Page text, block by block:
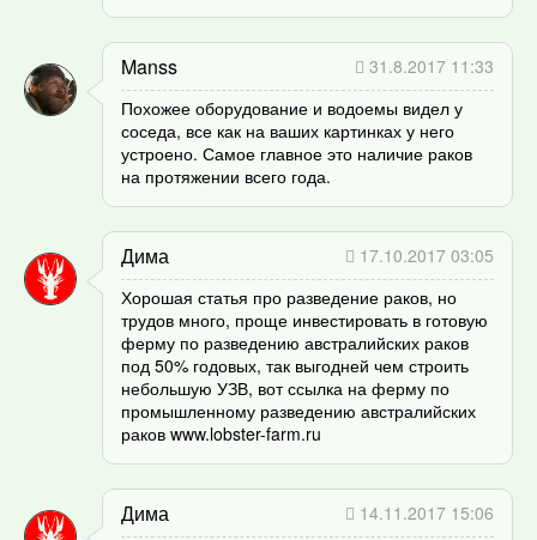
Manss
31.8.2017 11:33
Похожее оборудование и водоемы видел у
соседа, все как на ваших картинках у него
устроено. Самое главное это наличие раков
на протяжении всего года.
Дима
17.10.2017 03:05
Хорошая статья про разведение раков, но
трудов много, проще инвестировать в готовую
ферму по разведению австралийских раков
под 50% годовых, так выгодней чем строить
небольшую УЗВ, вот ссылка на ферму по
промышленному разведению австралийских
раков www.lobster-farm.ru
Дима
14.11.2017 15:06